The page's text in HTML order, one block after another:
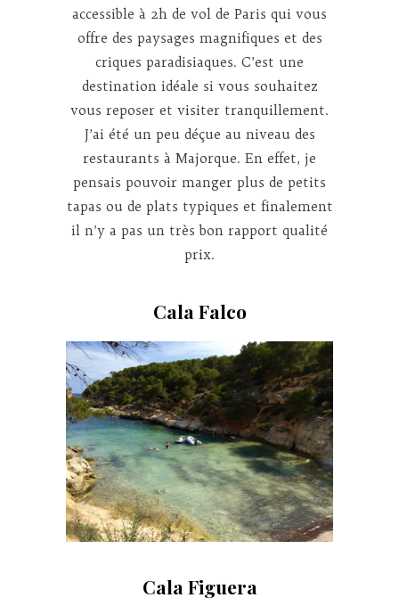
accessible à 2h de vol de Paris qui vous
offre des paysages magnifiques et des
criques paradisiaques. C’est une
destination idéale si vous souhaitez
vous reposer et visiter tranquillement.
J’ai été un peu déçue au niveau des
restaurants à Majorque. En effet, je
pensais pouvoir manger plus de petits
tapas ou de plats typiques et finalement
il n’y a pas un très bon rapport qualité
prix.
Cala Falco
Cala Figuera